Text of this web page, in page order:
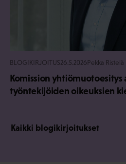
BLOGIKIRJOITUS26.5.2026Pekka Ristelä
Komission yhtiömuotoesitys
työntekijöiden oikeuksien
Kaikki blogikirjoitukset